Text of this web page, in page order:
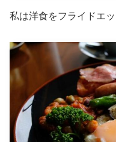
私は洋食をフライドエ